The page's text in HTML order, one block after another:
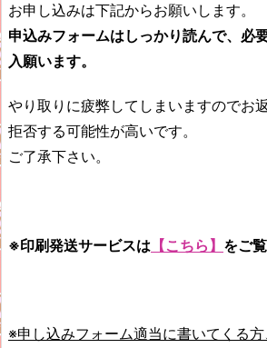
お申し込みは下記からお願いします。
申込みフォームはしっかり読んで、必
入願います。
やり取りに疲弊してしまいますのでお
拒否する可能性が高いです。
ご了承下さい。
※印刷発送サービスは 【こちら】 をご
※申し込みフォーム適当に書いてくる